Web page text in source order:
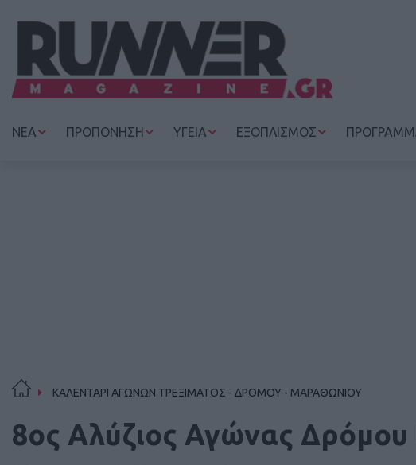
ΝΕΑ ΠΡΟΠΟΝΗΣΗ ΥΓΕΙΑ ΕΞΟΠΛΙΣΜΟΣ
ΚΑΛΕΝΤΑΡΙ ΑΓΩΝΩΝ ΤΡΕΞΙΜΑΤΟΣ - ΔΡΟΜΟΥ - ΜΑΡΑΘΩΝΙΟΥ
8ος Αλύζιος Αγώνας